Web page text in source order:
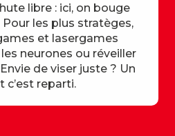
libre : ici, on bouge
les plus stratèges,
et lasergames
neurones ou réveiller
de viser juste ? Un
c’est reparti.